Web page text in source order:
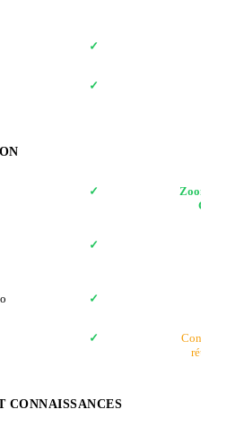
✓
✓
✓
Zoom Team
Chat
✓
✓
✓
Contacts de
réunion
CONNAISSANCES